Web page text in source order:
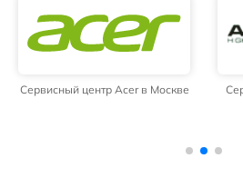
Сервисный центр Acer в Москве